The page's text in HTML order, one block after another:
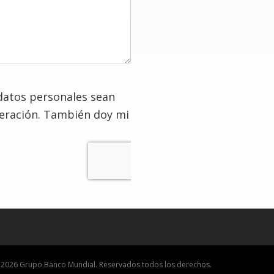
personales sean
También doy mi
Grupo Banco Mundial. Reservados todos los derechos.